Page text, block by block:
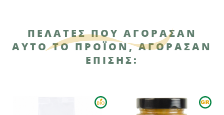
ΠΕΛΆΤΕΣ ΠΟΥ ΑΓΌΡΑΣΑΝ
ΑΥΤΌ ΤΟ ΠΡΟΪΌΝ, ΑΓΌΡΑΣΑΝ
ΕΠΊΣΗΣ: